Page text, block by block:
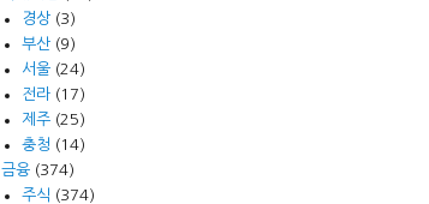
경상(3)
부산(9)
서울(24)
전라(17)
제주(25)
충청 (14)
금융 (374)
주식 (374)